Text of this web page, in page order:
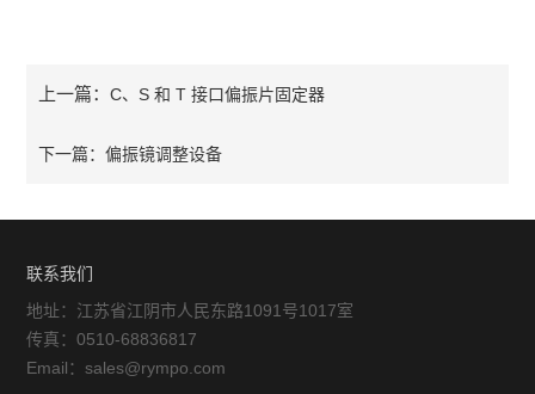
上一篇：C、S 和 T 接口偏振片固定器
下一篇：偏振镜调整设备
联系我们
地址：江苏省江阴市人民东路1091号1017室
传真：0510-68836817
Email：sales@rympo.com